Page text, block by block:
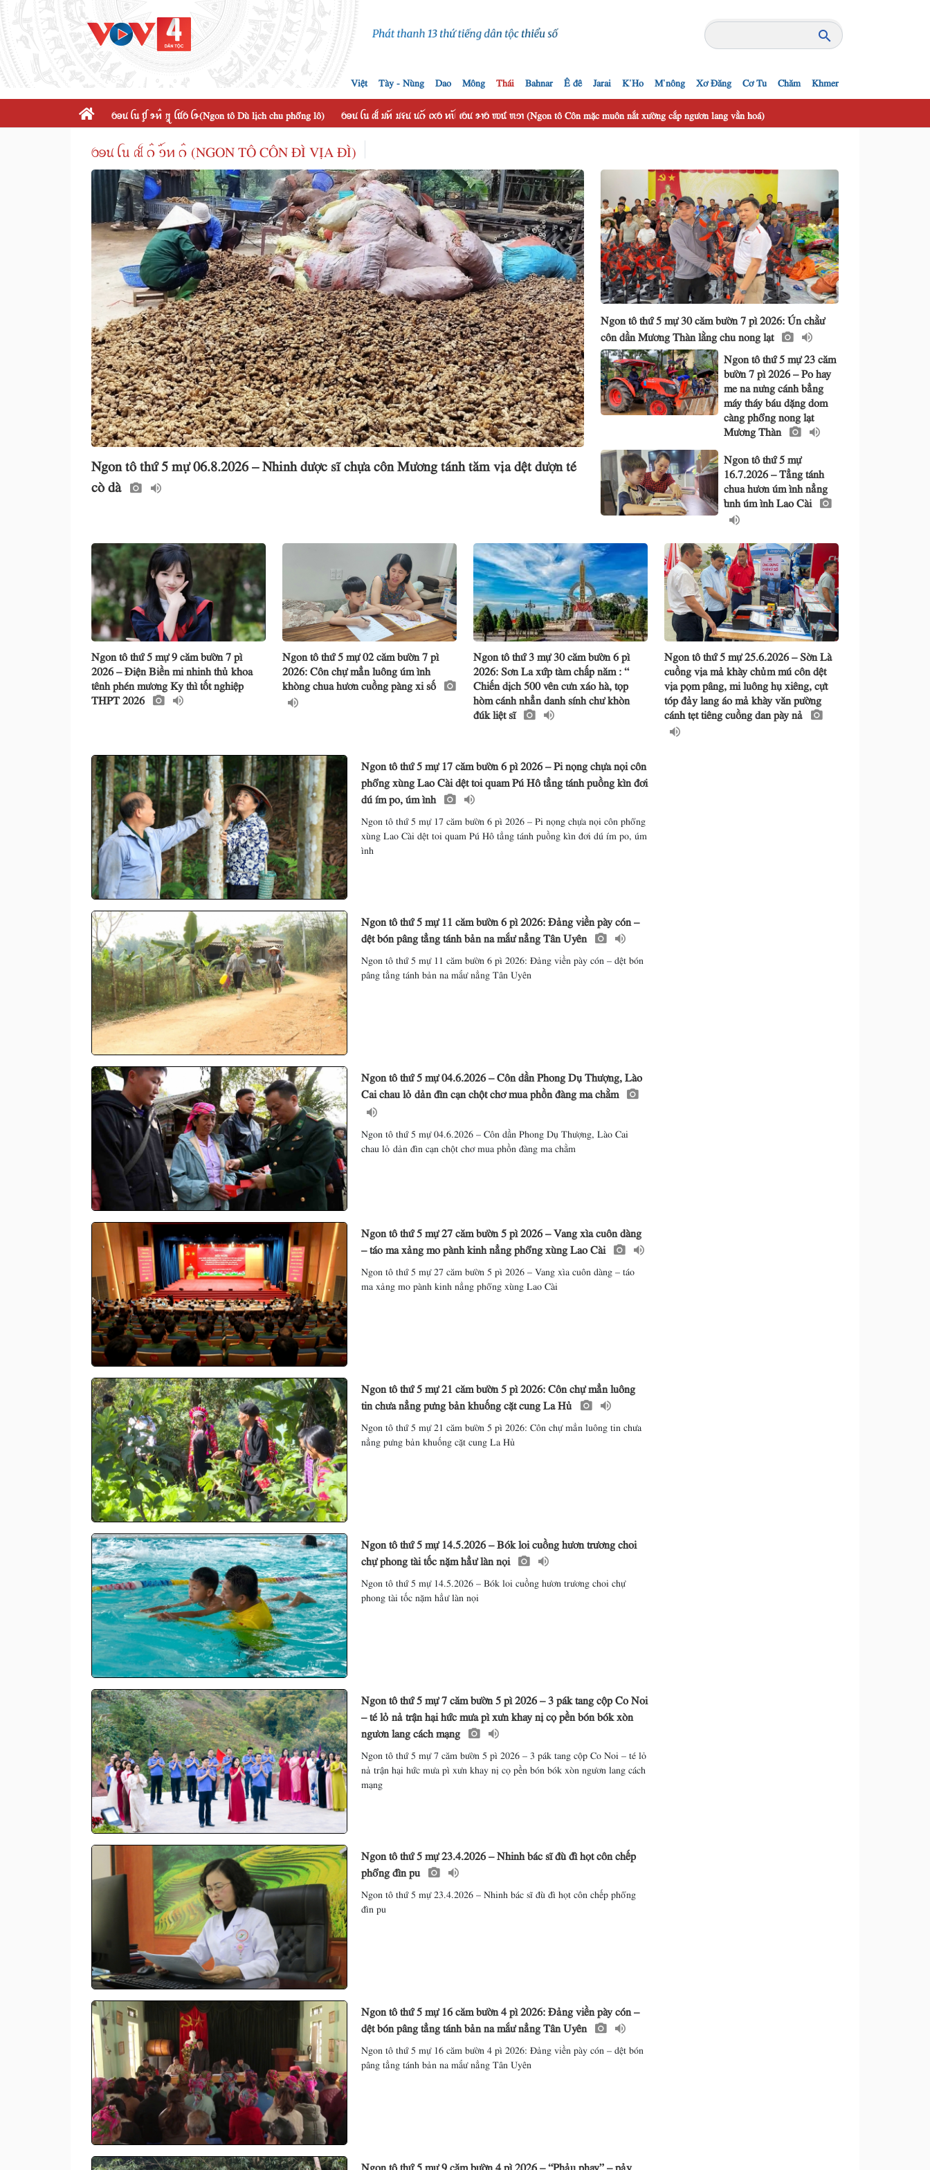
Việt Tày - Nùng Dao Mông Thái Bahnar Ê đê Jarai K'Ho M'nông Xơ Đăng Cơ Tu Chăm
Khmer
ꪉꪮꪙ ꪶꪕ ꪤꪴ ꪩꪀꪲ ꪋꪴ ꪶꪠꪉ ꪶꪩ(Ngon tô Dù lịch chu phổng lô)
ꪉꪮꪙ ꪶꪕ ꫛ ꪣꪀꪰ ꪣꪺꪙ ꪙꪒꪰ ꪹꪎꪉ ꪀꪚꪰ ꪹꪉꪙ ꪩꪱꪉ ꪪꪽ ꪬꪫꪱ (Ngon tô Côn mặc muôn nắt xường cắp ngươn lang vằn hoá)
ꪉꪮꪙ ꪶꪕ ꫛ ꪒꪲ ꪫꪸꪀ ꪒꪲ (NGON TÔ CÔN ĐÌ VỊA ĐÌ)
Ngon tô thứ 5 mự 06.8.2026 – Nhinh dược sĩ chựa côn Mương tánh tăm vịa dệt dượn té
cò dà
Ngon tô thứ 5 mự 30 căm bườn 7 pì 2026: Ún chằư
côn dần Mương Thàn lằng chu nong lạt
Ngon tô thứ 5 mự 23 căm
bườn 7 pì 2026 – Po hay
me na nưng cánh bẳng
máy tháy báu dặng dom
càng phổng nong lạt
Mương Thàn
Ngon tô thứ 5 mự
16.7.2026 – Tẳng tánh
chua hươn úm ình nẳng
tỉnh úm ình Lao Cài
Ngon tô thứ 5 mự 9 căm bườn 7 pì
2026 – Điện Biền mi nhinh thủ khoa
tênh phén mương Ky thì tốt nghiệp
THPT 2026
Ngon tô thứ 5 mự 02 căm bườn 7 pì
2026: Côn chự mẳn luông úm ình
khòng chua hươn cuồng pàng xi số
Ngon tô thứ 3 mự 30 căm bườn 6 pì
2026: Sơn La xứp tàm chấp năm : “
Chiến dịch 500 vên cưn xáo hà, tọp
hòm cánh nhẳn danh sính chư khòn
đúk liệt sĩ
Ngon tô thứ 5 mự 25.6.2026 – Sờn Là
cuồng vịa mả khày chủm mú côn dệt
vịa pọm pâng, mi luông hụ xiêng, cựt
tóp đảy lang áo mả khày văn pường
cánh tẹt tiêng cuồng dan pày nả
Ngon tô thứ 5 mự 17 căm bườn 6 pì 2026 – Pi nọng chựa nọi côn
phổng xùng Lao Cài dệt toi quam Pú Hô tẳng tánh puồng kìn đơi
dú ím po, úm ình
Ngon tô thứ 5 mự 17 căm bườn 6 pì 2026 – Pi nọng chựa nọi côn phổng
xùng Lao Cài dệt toi quam Pú Hô tẳng tánh puồng kìn đơi dú ím po, úm
ình
Ngon tô thứ 5 mự 11 căm bườn 6 pì 2026: Đảng viền pày cón –
dệt bón pâng tẳng tánh bản na mắư nẳng Tân Uyên
Ngon tô thứ 5 mự 11 căm bườn 6 pì 2026: Đảng viền pày cón – dệt bón
pâng tẳng tánh bản na mắư nẳng Tân Uyên
Ngon tô thứ 5 mự 04.6.2026 – Côn dần Phong Dụ Thượng, Lào
Cai chau lỏ dản đìn cạn chột chơ mua phồn đàng ma chằm
Ngon tô thứ 5 mự 04.6.2026 – Côn dần Phong Dụ Thượng, Lào Cai
chau lỏ dản đìn cạn chột chơ mua phồn đàng ma chằm
Ngon tô thứ 5 mự 27 căm bườn 5 pì 2026 – Vang xìa cuôn dàng
– táo ma xảng mo pành kinh nẳng phổng xùng Lao Cài
Ngon tô thứ 5 mự 27 căm bườn 5 pì 2026 – Vang xìa cuôn dàng – táo
ma xảng mo pành kinh nẳng phổng xùng Lao Cài
Ngon tô thứ 5 mự 21 căm bườn 5 pì 2026: Côn chự mẳn luông
tin chưa nẳng pưng bản khuống cặt cung La Hủ
Ngon tô thứ 5 mự 21 căm bườn 5 pì 2026: Côn chự mẳn luông tin chưa
nẳng pưng bản khuống cặt cung La Hủ
Ngon tô thứ 5 mự 14.5.2026 – Bók loi cuồng hươn trương choi
chự phong tài tốc nặm hẳư làn nọi
Ngon tô thứ 5 mự 14.5.2026 – Bók loi cuồng hươn trương choi chự
phong tài tốc nặm hẳư làn nọi
Ngon tô thứ 5 mự 7 căm bườn 5 pì 2026 – 3 pák tang cộp Co Noi
– té lỏ nả trận hại hức mưa pì xưn khay nị cọ pền bón bók xòn
ngươn lang cách mạng
Ngon tô thứ 5 mự 7 căm bườn 5 pì 2026 – 3 pák tang cộp Co Noi – té lỏ
nả trận hại hức mưa pì xưn khay nị cọ pền bón bók xòn ngươn lang cách
mạng
Ngon tô thứ 5 mự 23.4.2026 – Nhinh bác sĩ đù đì họt côn chếp
phổng đìn pu
Ngon tô thứ 5 mự 23.4.2026 – Nhinh bác sĩ đù đì họt côn chếp phổng
đìn pu
Ngon tô thứ 5 mự 16 căm bườn 4 pì 2026: Đảng viền pày cón –
dệt bón pâng tẳng tánh bản na mắư nẳng Tân Uyên
Ngon tô thứ 5 mự 16 căm bườn 4 pì 2026: Đảng viền pày cón – dệt bón
pâng tẳng tánh bản na mắư nẳng Tân Uyên
Ngon tô thứ 5 mự 9 căm bườn 4 pì 2026 – “Phảu phay” – pảy